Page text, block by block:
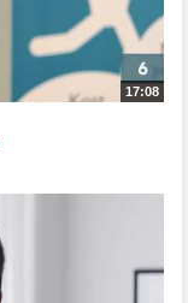
17:08